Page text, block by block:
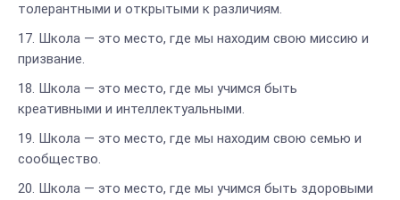
толерантными и открытыми к различиям.
Школа — это место, где мы находим свою миссию и
призвание.
Школа — это место, где мы учимся быть
креативными и интеллектуальными.
Школа — это место, где мы находим свою семью и
сообщество.
Школа — это место, где мы учимся быть здоровыми